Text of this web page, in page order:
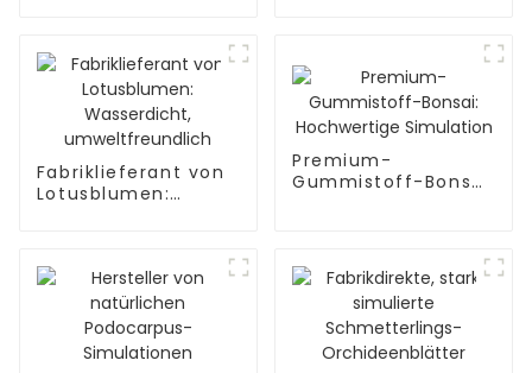
Fabriklieferant von
Lotusblumen:
Premium-
Gummistoff-Bonsai: